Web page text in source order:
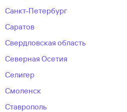
Санкт-Петербург
Саратов
Свердловская область
Северная Осетия
Селигер
Смоленск
Ставрополь